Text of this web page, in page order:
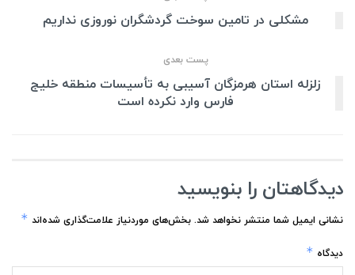
مشکلی در تامین سوخت گردشگران نوروزی نداریم
پست بعدی
زلزله استان هرمزگان آسیبی به تأسیسات منطقه خلیج
فارس وارد نکرده است
دیدگاهتان را بنویسید
نشانی ایمیل شما منتشر نخواهد شد. بخش‌های موردنیاز علامت‌گذاری شده‌اند *
دیدگاه *